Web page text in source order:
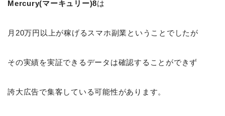
Mercury(マーキュリー)8は
月20万円以上が稼げるスマホ副業ということでしたが
その実績を実証できるデータは確認することができず
誇大広告で集客している可能性があります。